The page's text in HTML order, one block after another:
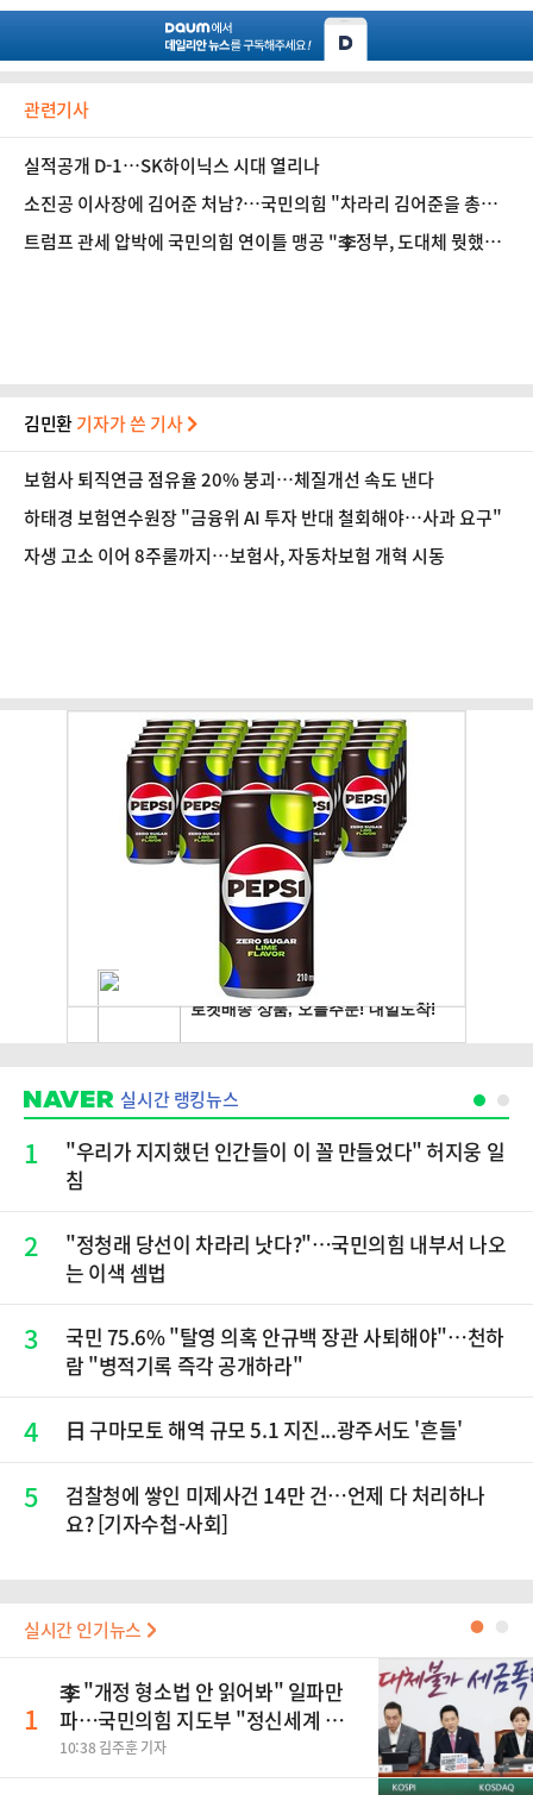
관련기사
실적공개 D-1…SK하이닉스 시대 열리나
소진공 이사장에 김어준 처남?…국민의힘 "차라리 김어준을 총리
임명하라"
트럼프 관세 압박에 국민의힘 연이틀 맹공 "李정부, 도대체 뭣했
김민환기자가 쓴 기사
보험사 퇴직연금 점유율 20% 붕괴…체질개선 속도 낸다
하태경 보험연수원장 "금융위 AI 투자 반대 철회해야…사과 요구"
자생 고소 이어 8주룰까지…보험사, 자동차보험 개혁 시동
실시간 랭킹뉴스
1
"우리가 지지했던 인간들이 이 꼴 만들었다" 허지웅 일
침
2
​"정청래 당선이 차라리 낫다?"…국민의힘 내부서 나오
는 이색 셈법
3
국민 75.6% "탈영 의혹 안규백 장관 사퇴해야"…천하
람 "병적기록 즉각 공개하라"
4 日 구마모토 해역 규모 5.1 지진...광주서도 '흔들'
5
검찰청에 쌓인 미제사건 14만 건…언제 다 처리하나
요? [기자수첩-사회]
실시간 인기뉴스 ●
1
李 "개정 형소법 안 읽어봐" 일파만
파…국민의힘 지도부 "정신세계 궁
금하다"
10:38 김주훈 기자